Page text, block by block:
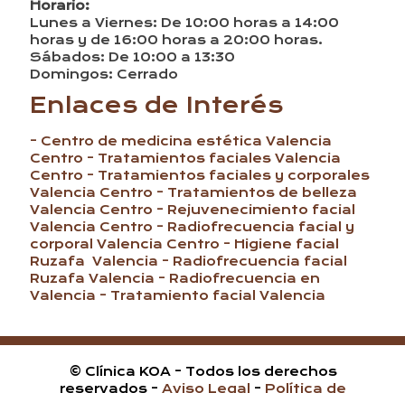
Horario:
Lunes a Viernes: De 10:00 horas a 14:00
horas y de 16:00 horas a 20:00 horas.
Sábados: De 10:00 a 13:30
Domingos: Cerrado
Enlaces de Interés
- Centro de medicina estética Valencia
Centro - Tratamientos faciales Valencia
Centro - Tratamientos faciales y corporales
Valencia Centro - Tratamientos de belleza
Valencia Centro - Rejuvenecimiento facial
Valencia Centro - Radiofrecuencia facial y
corporal Valencia Centro - Higiene facial
Ruzafa Valencia - Radiofrecuencia facial
Ruzafa Valencia - Radiofrecuencia en
Valencia - Tratamiento facial Valencia
© Clínica KOA - Todos los derechos
reservados - Aviso Legal - Política de